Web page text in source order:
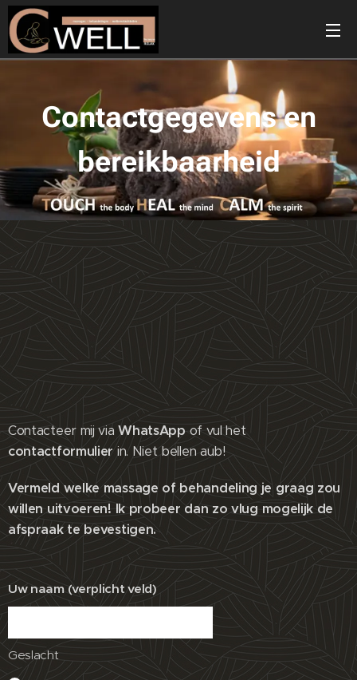
Contactgegevens en
bereikbaarheid
Contacteer mij viaWhatsAppof vul het
contactformulier in. Niet bellen aub!
Vermeld welke massage of behandeling je graag zou
willen uitvoeren! Ik probeer dan zo vlug mogelijk de
afspraak te bevestigen.
Uw naam (verplicht veld)
Geslacht